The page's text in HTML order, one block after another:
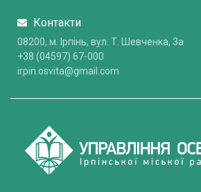
Контакти
08200, м. Ірпінь, вул. Т. Шевченка, 3a
+38 (04597) 67-000
irpin.osvita@gmail.com